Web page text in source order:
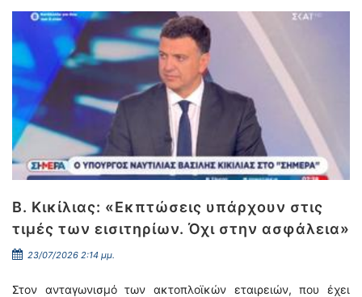
Β. Κικίλιας: «Εκπτώσεις υπάρχουν στις
τιμές των εισιτηρίων. Όχι στην ασφάλεια»
23/07/2026 2:14 μμ.
Στον ανταγωνισμό των ακτοπλοϊκών εταιρειών, που έχει